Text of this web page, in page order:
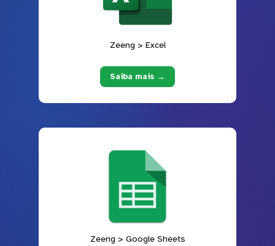
Zeeng > Excel
Saiba mais →
Zeeng > Google Sheets